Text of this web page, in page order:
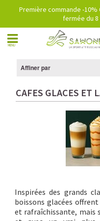
Première commande -10%
fermée du 8
MENU
Affiner par
CAFES GLACES ET
Inspirées des grands
boissons glacées
et rafraîchissante, mais